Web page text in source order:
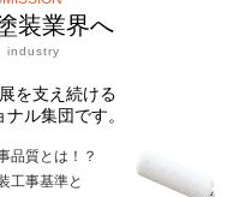
装業界へ
industry
を支え続ける
ル集団です。
品質とは！？
工事基準と